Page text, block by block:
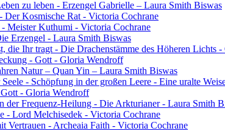
zu leben - Erzengel Gabrielle – Laura Smith Biswas
Der Kosmische Rat - Victoria Cochrane
Meister Kuthumi - Victoria Cochrane
Erzengel - Laura Smith Biswas
die Ihr tragt - Die Drachenstämme des Höheren Lichts -
- Gott - Gloria Wendroff
Natur – Quan Yin – Laura Smith Biswas
- Schöpfung in der großen Leere - Eine uralte
- Gloria Wendroff
der Frequenz-Heilung - Die Arkturianer - Laura Smith
- Lord Melchisedek - Victoria Cochrane
Vertrauen - Archeaia Faith - Victoria Cochrane